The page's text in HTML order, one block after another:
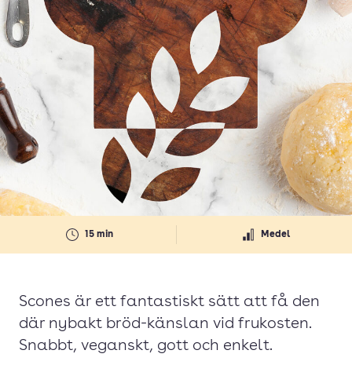
15 min Medel
Scones är ett fantastiskt sätt att få den
där nybakt bröd-känslan vid frukosten.
Snabbt, veganskt, gott och enkelt.